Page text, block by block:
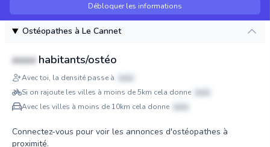
Débloquer les informations
Ostéopathes à Le Cannet
xxxx habitants/ostéo
Avec toi, la densité passe à
xxxx
Si on rajoute les villes à moins de 5km cela donne
xxxx
Avec les villes à moins de 10km cela donne
xxxx
Connectez-vous pour voir les annonces d'ostéopathes à
proximité.